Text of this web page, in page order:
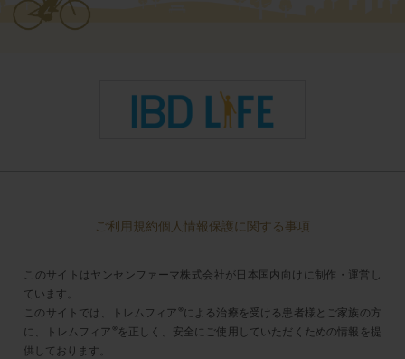
ご利用規約個人情報保護に関する事項
このサイトはヤンセンファーマ株式会社が日本国内向けに制作・運営し
ています。
このサイトでは、トレムフィア ®による治療を受ける患者様とご家族の方
に、トレムフィア ® を正しく、安全にご使用していただくための情報を提
供しております。